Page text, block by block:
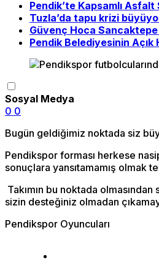
Pendik’te Kapsamlı Asfalt
Tuzla’da tapu krizi
Güvenç Hoca
Pendik Belediyesinin
Sosyal Medya
0 0
Bugün geldiğimiz noktada siz
Pendikspor forması herkese
sonuçlara yansıtamamış olmak
Takımın bu noktada
sizin desteğiniz olmadan
Pendikspor Oyuncuları